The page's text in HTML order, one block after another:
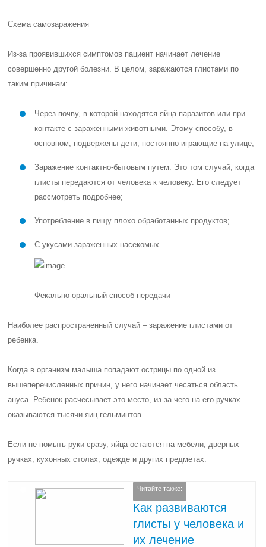
Схема самозаражения
Из-за проявившихся симптомов пациент начинает лечение
совершенно другой болезни. В целом, заражаются глистами по
таким причинам:
Через почву, в которой находятся яйца паразитов или при
контакте с зараженными животными. Этому способу, в
основном, подвержены дети, постоянно играющие на улице;
Заражение контактно-бытовым путем. Это том случай, когда
глисты передаются от человека к человеку. Его следует
рассмотреть подробнее;
Употребление в пищу плохо обработанных продуктов;
С укусами зараженных насекомых.
Фекально-оральный способ передачи
Наиболее распространенный случай – заражение глистами от
ребенка.
Когда в организм малыша попадают острицы по одной из
вышеперечисленных причин, у него начинает чесаться область
ануса. Ребенок расчесывает это место, из-за чего на его ручках
оказываются тысячи яиц гельминтов.
Если не помыть руки сразу, яйца остаются на мебели, дверных
ручках, кухонных столах, одежде и других предметах.
Читайте также:
Как развиваются
глисты у человека и
их лечение